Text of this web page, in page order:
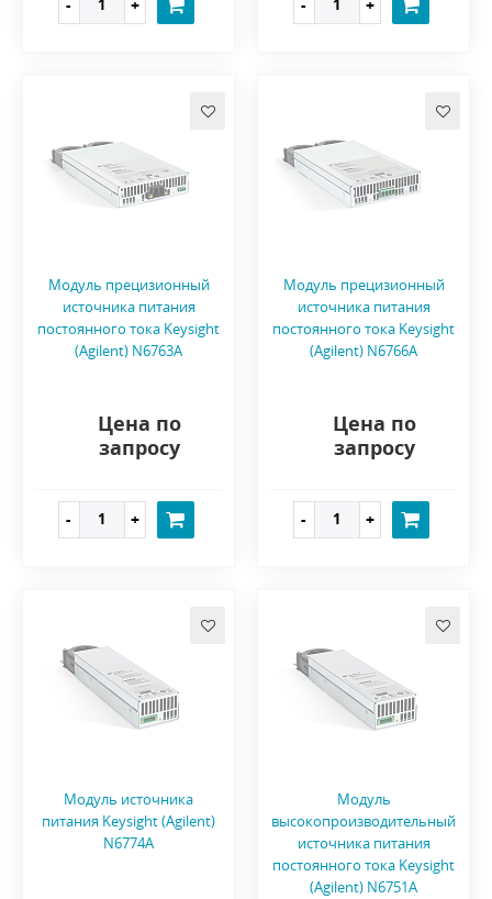
Модуль прецизионный
источника питания
постоянного тока Keysight
(Agilent) N6763A
Цена по
запросу
Модуль прецизионный
источника питания
постоянного тока Keysight
(Agilent) N6766A
Цена по
запросу
Модуль источника
питания Keysight (Agilent)
N6774A
Модуль
высокопроизводительный
источника питания
постоянного тока Keysight
(Agilent) N6751A